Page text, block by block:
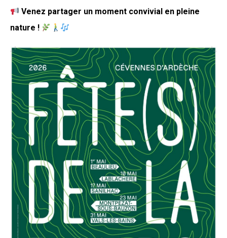
Venez partager un moment convivial en pleine
nature !